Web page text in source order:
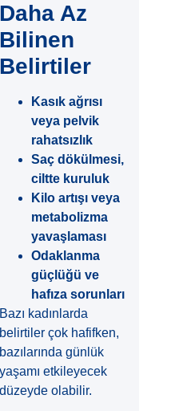
Daha Az
Bilinen
Belirtiler
Kasık ağrısı
veya pelvik
rahatsızlık
Saç dökülmesi,
ciltte kuruluk
Kilo artışı veya
metabolizma
yavaşlaması
Odaklanma
güçlüğü ve
hafıza sorunları
Bazı kadınlarda
belirtiler çok hafifken,
bazılarında günlük
yaşamı etkileyecek
düzeyde olabilir.